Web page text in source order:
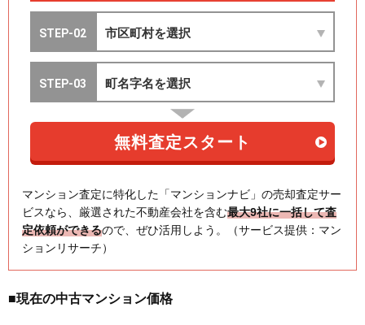
マンション査定に特化した「マンションナビ」の売却査定サー
ビスなら、厳選された不動産会社を含む最大9社に一括して査
定依頼ができるので、ぜひ活用しよう。（サービス提供：マン
ションリサーチ）
■現在の中古マンション価格